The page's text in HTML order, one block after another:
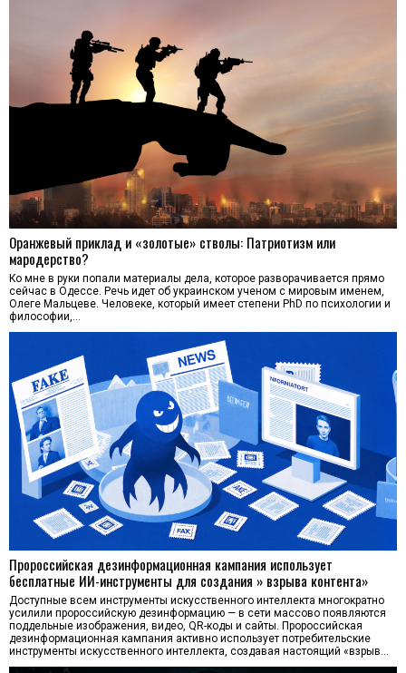
Оранжевый приклад и «золотые» стволы: Патриотизм или
мародерство?
Ко мне в руки попали материалы дела, которое разворачивается прямо
сейчас в Одессе. Речь идет об украинском ученом с мировым именем,
Олеге Мальцеве. Человеке, который имеет степени PhD по психологии и
философии,…
Пророссийская дезинформационная кампания использует
бесплатные ИИ-инструменты для создания » взрыва контента»
Доступные всем инструменты искусственного интеллекта многократно
усилили пророссийскую дезинформацию — в сети массово появляются
поддельные изображения, видео, QR-коды и сайты. Пророссийская
дезинформационная кампания активно использует потребительские
инструменты искусственного интеллекта, создавая настоящий «взрыв…